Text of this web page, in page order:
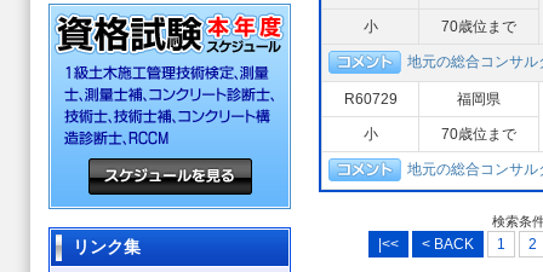
小 70歳位まで
地元の総合コンサル
R60729 福岡県
小 70歳位まで
地元の総合コンサル
検索条
|<< < BACK 1 2
リンク集